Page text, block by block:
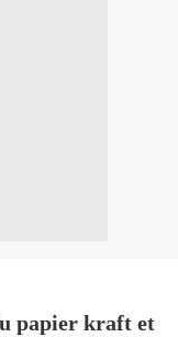
papier kraft et